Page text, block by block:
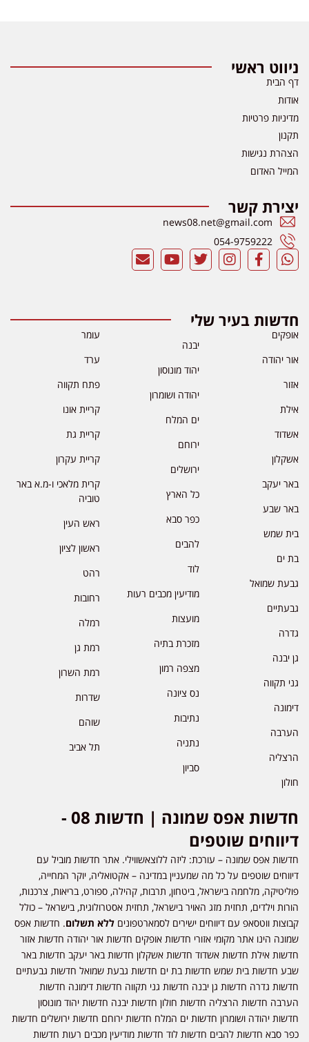
ניווט ראשי
דף הבית
אודות
מדיניות פרטיות
תקנון
הצהרת נגישות
המייל האדום
יצירת קשר
news08.net@gmail.com
054-9759222
חדשות בעיר שלי
אופקים
אור יהודה
אזור
אילת
אשדוד
אשקלון
באר יעקב
באר שבע
בית שמש
בת ים
גבעת שמואל
גבעתיים
גדרה
גן יבנה
גני תקווה
דימונה
הערבה
הרצליה
חולון
יבנה
יהוד מונוסון
יהודה ושומרון
ים המלח
ירוחם
ירושלים
כל הארץ
כפר סבא
להבים
לוד
מודיעין מכבים רעות
מועצות
מזכרת בתיה
מצפה רמון
נס ציונה
נתיבות
נתניה
סביון
עומר
ערד
פתח תקווה
קריית אונו
קריית גת
קריית עקרון
קרית מלאכי ו-מ.א באר
טוביה
ראש העין
ראשון לציון
רהט
רחובות
רמלה
רמת גן
רמת השרון
שדרות
שוהם
תל אביב
חדשות אפס שמונה | חדשות 08 -
דיווחים שוטפים
חדשות אפס שמונה – עורכת: ליזה ללוצאשווילי. אתר חדשות מוביל עם
דיווחים שוטפים על כל מה שמעניין במדינה – אקטואליה, יוקר המחייה,
פוליטיקה, מלחמה בישראל, ביטחון, תרבות, קהילה, ספורט, בריאות, צרכנות,
הורות וילדים, תחזית מזג האויר בישראל, תחזית אסטרולוגית, בישראל – כולל
קבוצות ווטסאפ עם דיווחים ישירים לסמארטפונים ללא תשלום. חדשות אפס
שמונה הינו אתר מקומי אזורי חדשות אופקים חדשות אור יהודה חדשות אזור
חדשות אילת חדשות אשדוד חדשות אשקלון חדשות באר יעקב חדשות באר
שבע חדשות בית שמש חדשות בת ים חדשות גבעת שמואל חדשות גבעתיים
חדשות גדרה חדשות גן יבנה חדשות גני תקווה חדשות דימונה חדשות
הערבה חדשות הרצליה חדשות חולון חדשות יבנה חדשות יהוד מונוסון
חדשות יהודה ושומרון חדשות ים המלח חדשות ירוחם חדשות ירושלים חדשות
כפר סבא חדשות להבים חדשות לוד חדשות מודיעין מכבים רעות חדשות